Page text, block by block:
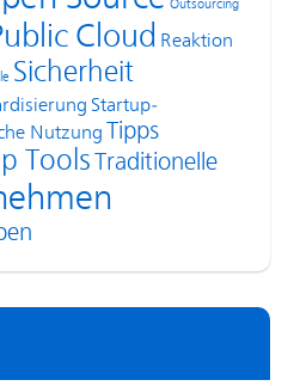
Outsourcing
Cloud Reaktion
Sicherheit
Startup-
Nutzung Tipps
Tools
Traditionelle